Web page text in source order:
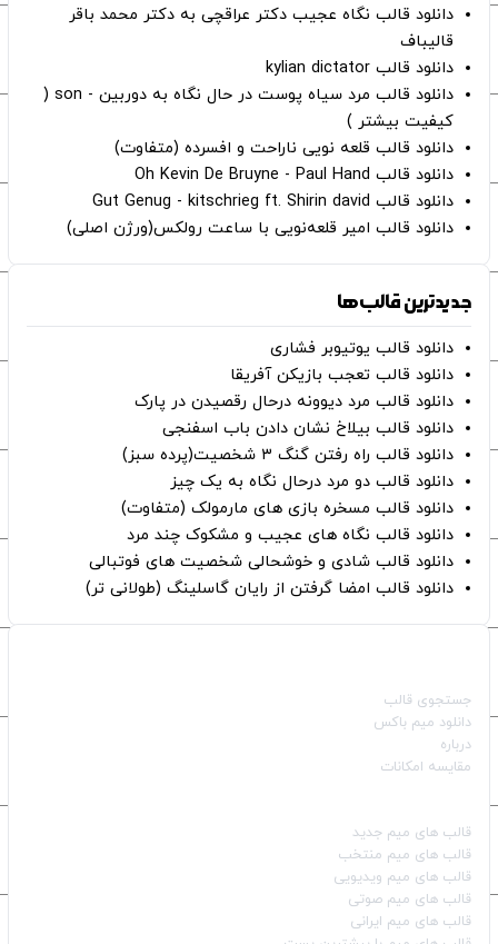
دانلود قالب نگاه عجیب دکتر عراقچی به دکتر محمد باقر
قالیباف
دانلود قالب kylian dictator
دانلود قالب مرد سیاه پوست در حال نگاه به دوربین - son (
کیفیت بیشتر )
دانلود قالب قلعه نویی ناراحت و افسرده (متفاوت)
دانلود قالب Oh Kevin De Bruyne - Paul Hand
دانلود قالب Gut Genug - kitschrieg ft. Shirin david
دانلود قالب امیر قلعه‌نویی با ساعت رولکس(ورژن اصلی)
جدیدترین قالب‌ها
دانلود قالب یوتیوبر فشاری
دانلود قالب تعجب بازیکن آفریقا
دانلود قالب مرد دیوونه درحال رقصیدن در پارک
دانلود قالب بیلاخ نشان دادن باب اسفنجی
دانلود قالب راه رفتن گنگ ۳ شخصیت(پرده سبز)
دانلود قالب دو مرد درحال نگاه به یک چیز
دانلود قالب مسخره بازی های مارمولک (متفاوت)
دانلود قالب نگاه های عجیب و مشکوک چند مرد
دانلود قالب شادی و خوشحالی شخصیت های فوتبالی
دانلود قالب امضا گرفتن از رایان گاسلینگ (طولانی تر)
جستجوی قالب
دانلود میم باکس
درباره
مقایسه امکانات
قالب‌ های میم جدید
قالب‌ های میم منتخب
قالب‌ های میم ویدیویی
قالب‌ های میم صوتی
قالب‌ های میم ایرانی